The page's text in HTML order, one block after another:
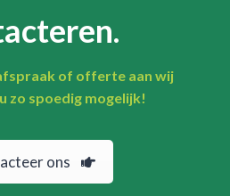
of offerte aan wij
zo spoedig mogelijk!
ons